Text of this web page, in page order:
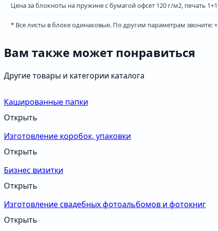
Цена за блокноты на пружине с бумагой офсет 120 г/м2, печать
* Все листы в блоке одинаковые. По другим параметрам звоните:
Вам также может понравиться
Другие товары и категории каталога
Кашированные папки
Открыть
Изготовление коробок, упаковки
Открыть
Бизнес визитки
Открыть
Изготовление свадебных фотоальбомов и фотокниг
Открыть